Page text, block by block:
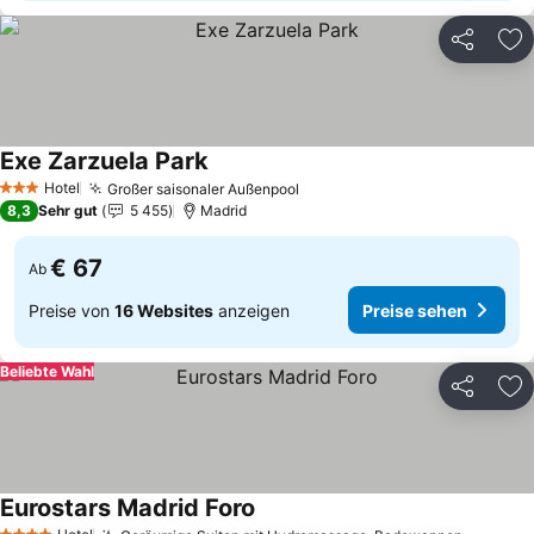
Teilen
3 SterneHotel Großer saisonaler Außenpool
Exe Zarzuela ParkPreise sehen
8,3 Sehr gut 5 455 Madrid
Ab € 67
Preise von 16 Websites anzeigen Preise sehen
Teilen
Beliebte Wahl
Eurostars Madrid Foro